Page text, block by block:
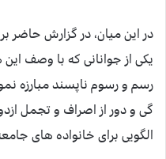
در این میان، در گزارش حاضر
یکی از جوانانی که با وصف
رسم و رسوم ناپسند مبارزه
گی و دور از اصراف و تجمل
الگویی برای خانواده های